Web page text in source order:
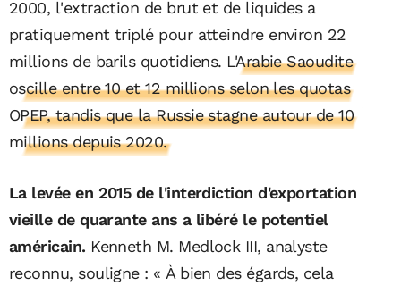
2000, l'extraction de brut et de liquides a
pratiquement triplé pour atteindre environ 22
millions de barils quotidiens. L'Arabie Saoudite
oscille entre 10 et 12 millions selon les quotas
OPEP, tandis que la Russie stagne autour de 10
millions depuis 2020.
La levée en 2015 de l'interdiction d'exportation
vieille de quarante ans a libéré le potentiel
américain. Kenneth M. Medlock III, analyste
reconnu, souligne : « À bien des égards, cela